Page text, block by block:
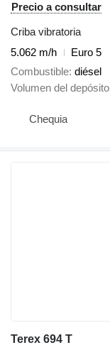
Precio a consultar
Criba vibratoria
5.062 m/h
Euro 5
Combustible diésel
Volumen del depósito
Chequia
Terex 694 T